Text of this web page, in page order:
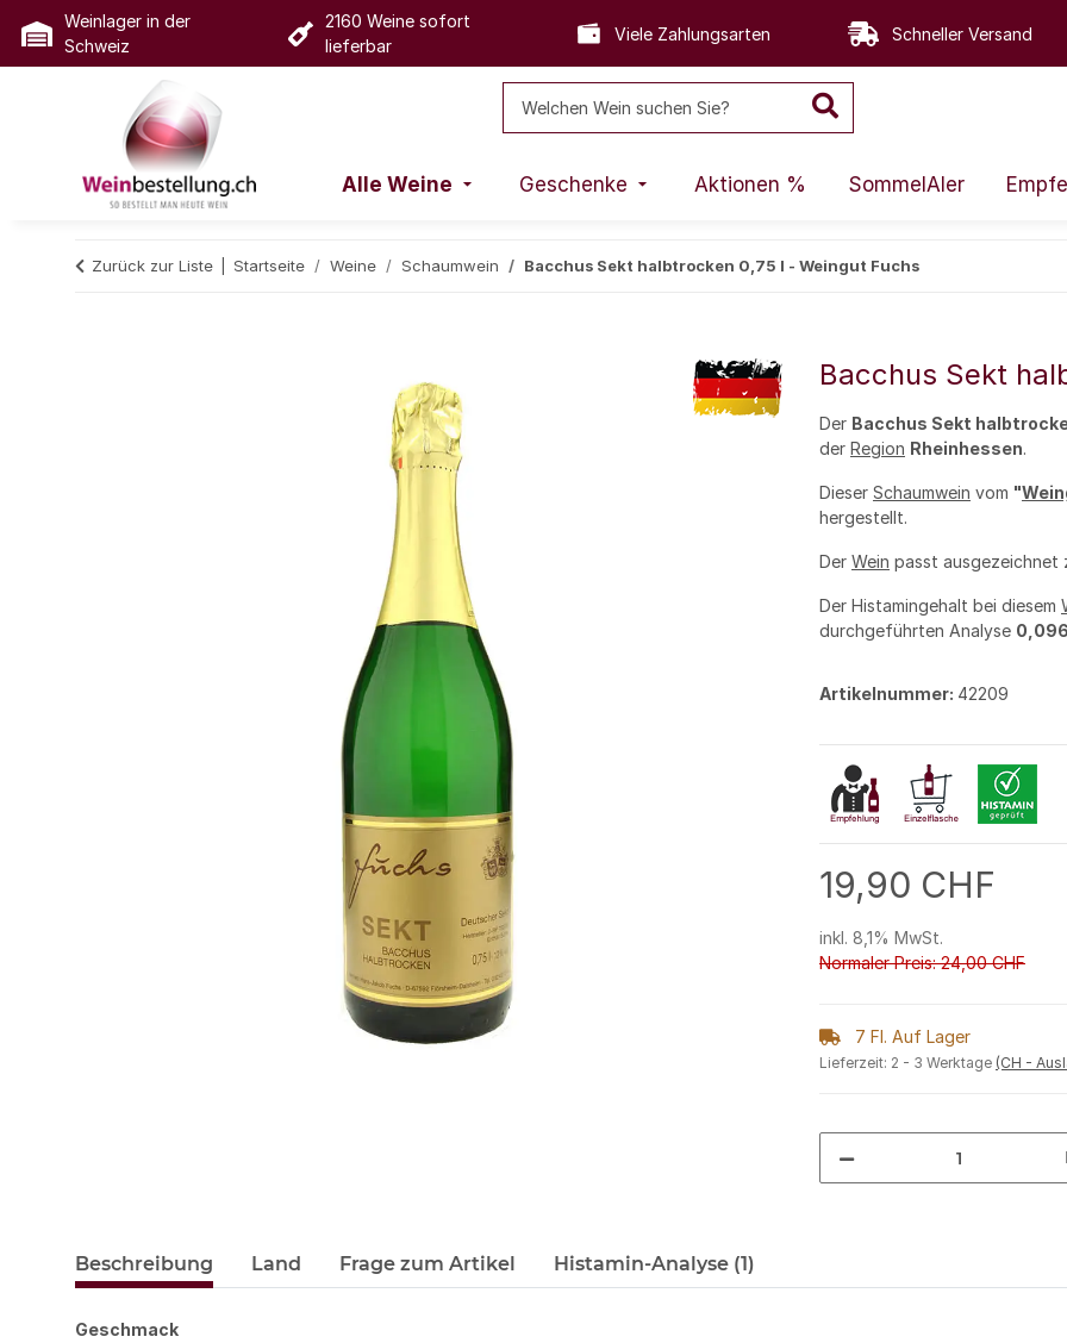
Weinlager in der
Schweiz
2160 Weine sofort
lieferbar
Viele Zahlungsarten Schneller Versand
Alle Weine Geschenke Aktionen % SommelAIer
Zurück zur Liste Startseite Weine Schaumwein Bacchus Sekt halbtrocken 0,75 l - Weingut Fuchs
Bacchus Sekt
Der Bacchus Sekt
der Region Rheinhessen.
Dieser Schaumwein vom "
hergestellt.
Der Wein passt ausgezeichnet
Der Histamingehalt bei diesem
durchgeführten Analyse
Artikelnummer: 42209
19,90 CHF
inkl. 8,1% MwSt.
Normaler Preis: 24,00 CHF
7 Fl. Auf Lager
Lieferzeit: 2 - 3 Werktage (CH -
Beschreibung Land Frage zum Artikel Histamin-Analyse (1)
Geschmack